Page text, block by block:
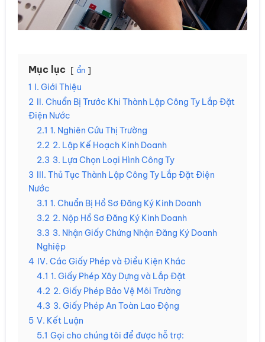
Mục lục ẩn
1 I. Giới Thiệu
2 II. Chuẩn Bị Trước Khi Thành Lập Công Ty Lắp Đặt
Điện Nước
2.1 1. Nghiên Cứu Thị Trường
2.2 2. Lập Kế Hoạch Kinh Doanh
2.3 3. Lựa Chọn Loại Hình Công Ty
3 III. Thủ Tục Thành Lập Công Ty Lắp Đặt Điện
Nước
3.1 1. Chuẩn Bị Hồ Sơ Đăng Ký Kinh Doanh
3.2 2. Nộp Hồ Sơ Đăng Ký Kinh Doanh
3.3 3. Nhận Giấy Chứng Nhận Đăng Ký Doanh
Nghiệp
4 IV. Các Giấy Phép và Điều Kiện Khác
4.1 1. Giấy Phép Xây Dựng và Lắp Đặt
4.2 2. Giấy Phép Bảo Vệ Môi Trường
4.3 3. Giấy Phép An Toàn Lao Động
5 V. Kết Luận
5.1 Gọi cho chúng tôi để được hỗ trợ: